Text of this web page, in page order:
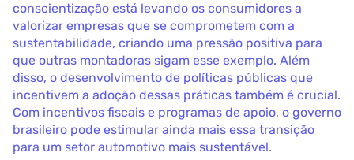
conscientização está levando os consumidores a
valorizar empresas que se comprometem com a
sustentabilidade, criando uma pressão positiva para
que outras montadoras sigam esse exemplo. Além
disso, o desenvolvimento de políticas públicas que
incentivem a adoção dessas práticas também é crucial.
Com incentivos fiscais e programas de apoio, o governo
brasileiro pode estimular ainda mais essa transição
para um setor automotivo mais sustentável.